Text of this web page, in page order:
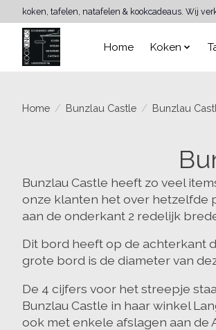
koken, tafelen, natafelen & kookcadeaus. Wij
Home Koken
Home / Bunzlau Castle / Bunzlau
Bunzlau Castle heeft zo veel
onze klanten het over hetzelfde
aan de onderkant 2 redelijk
Dit bord heeft op de achterkant
grote bord is de diameter van
De 4 cijfers voor het streepje
Bunzlau Castle in haar winkel
ook met enkele afslagen aan de